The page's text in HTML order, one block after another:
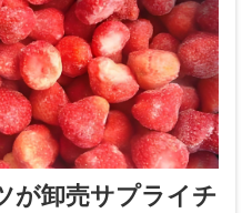
が卸売サプライチ